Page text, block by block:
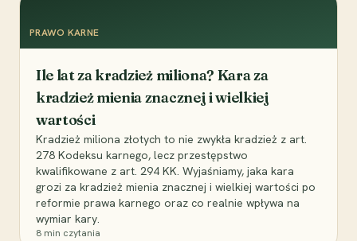
PRAWO KARNE
Ile lat za kradzież miliona? Kara za
kradzież mienia znacznej i wielkiej
wartości
Kradzież miliona złotych to nie zwykła kradzież z art.
278 Kodeksu karnego, lecz przestępstwo
kwalifikowane z art. 294 KK. Wyjaśniamy, jaka kara
grozi za kradzież mienia znacznej i wielkiej wartości po
reformie prawa karnego oraz co realnie wpływa na
wymiar kary.
8 min czytania